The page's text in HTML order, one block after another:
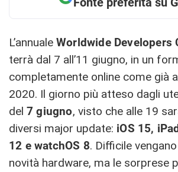
L’annuale Worldwide Developers
terrà dal 7 all’11 giugno, in un
completamente online come già
2020. Il giorno più atteso dagli
del 7 giugno, visto che alle 19
diversi major update: iOS 15,
12 e watchOS 8. Difficile
novità hardware, ma le sorprese